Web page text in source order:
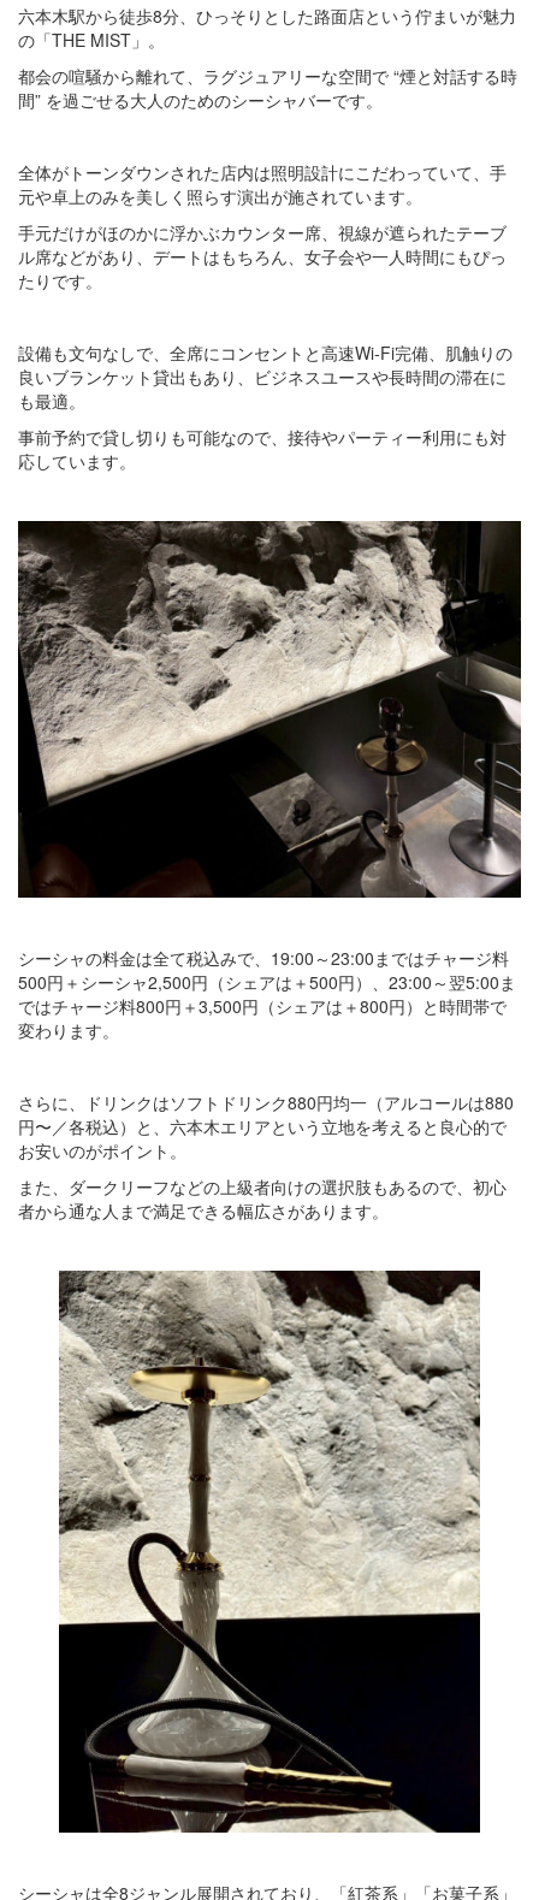
六本木駅から徒歩8分、ひっそりとした路面店という佇まいが魅力
の「THE MIST」。
都会の喧騒から離れて、ラグジュアリーな空間で “煙と対話する時
間” を過ごせる大人のためのシーシャバーです。
全体がトーンダウンされた店内は照明設計にこだわっていて、手
元や卓上のみを美しく照らす演出が施されています。
手元だけがほのかに浮かぶカウンター席、視線が遮られたテーブ
ル席などがあり、デートはもちろん、女子会や一人時間にもぴっ
たりです。
設備も文句なしで、全席にコンセントと高速Wi‑Fi完備、肌触りの
良いブランケット貸出もあり、ビジネスユースや長時間の滞在に
も最適。
事前予約で貸し切りも可能なので、接待やパーティー利用にも対
応しています。
シーシャの料金は全て税込みで、19:00～23:00まではチャージ料
500円＋シーシャ2,500円（シェアは＋500円）、23:00～翌5:00ま
ではチャージ料800円＋3,500円（シェアは＋800円）と時間帯で
変わります。
さらに、ドリンクはソフトドリンク880円均一（アルコールは880
円〜／各税込）と、六本木エリアという立地を考えると良心的で
お安いのがポイント。
また、ダークリーフなどの上級者向けの選択肢もあるので、初心
者から通な人まで満足できる幅広さがあります。
シーシャは全8ジャンル展開されており、「紅茶系」「お菓子系」